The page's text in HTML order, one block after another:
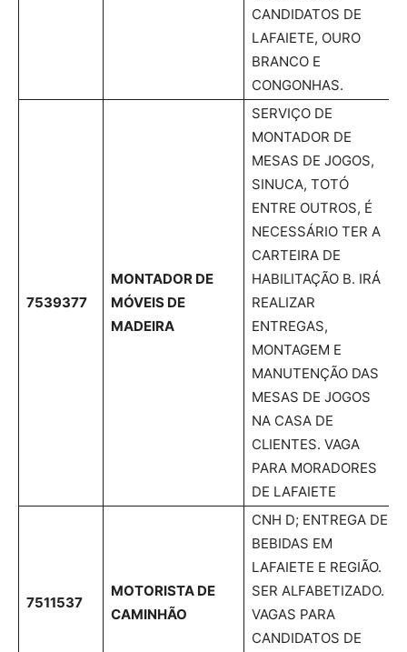
CANDIDATOS DE
LAFAIETE, OURO
BRANCO E
CONGONHAS.
7539377
MONTADOR DE
MÓVEIS DE
MADEIRA
SERVIÇO DE
MONTADOR DE
MESAS DE JOGOS,
SINUCA, TOTÓ
ENTRE OUTROS, É
NECESSÁRIO TER A
CARTEIRA DE
HABILITAÇÃO B. IRÁ
REALIZAR
ENTREGAS,
MONTAGEM E
MANUTENÇÃO DAS
MESAS DE JOGOS
NA CASA DE
CLIENTES. VAGA
PARA MORADORES
DE LAFAIETE
7511537
MOTORISTA DE
CAMINHÃO
CNH D; ENTREGA DE
BEBIDAS EM
LAFAIETE E REGIÃO.
SER ALFABETIZADO.
VAGAS PARA
CANDIDATOS DE